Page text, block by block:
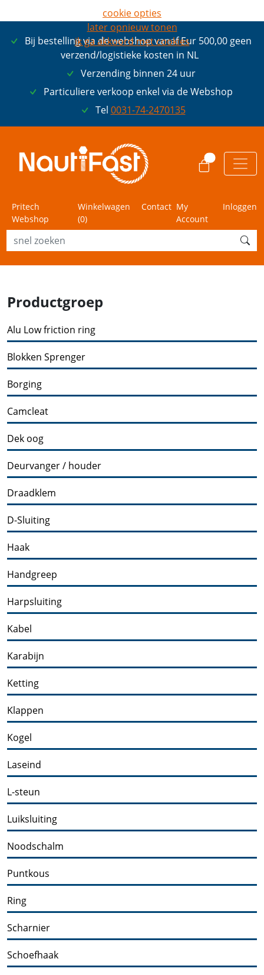
Bij bestelling via de webshop vanaf Eur 500,00 geen
verzend/logistieke kosten in NL
Verzending binnen 24 uur
Particuliere verkoop enkel via de Webshop
Tel 0031-74-2470135
Pritech
Webshop
Winkelwagen
(0)
Contact My
Account
Inloggen
Productgroep
Alu Low friction ring
Blokken Sprenger
Borging
Camcleat
Dek oog
Deurvanger / houder
Draadklem
D-Sluiting
Haak
Handgreep
Harpsluiting
Kabel
Karabijn
Ketting
Klappen
Kogel
Laseind
L-steun
Luiksluiting
Noodschalm
Puntkous
Ring
Scharnier
Schoefhaak
cookie opties
later opnieuw tonen
ik ga akkoord met cookies